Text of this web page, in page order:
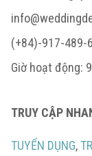
(+84)-917-489-
Giờ hoạt động:
TRUY CẬP
TUYỂN DỤNG,